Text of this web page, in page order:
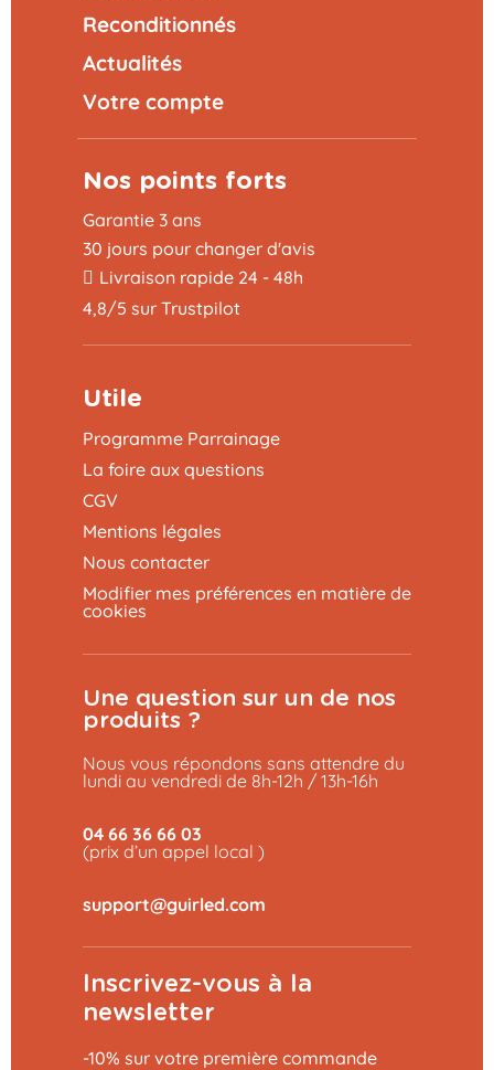
Reconditionnés
Actualités
Votre compte
Nos points forts
Garantie 3 ans
30 jours pour changer d'avis
Livraison rapide 24 - 48h
4,8/5 sur Trustpilot
Utile
Programme Parrainage
La foire aux questions
CGV
Mentions légales
Nous contacter
Modifier mes préférences en matière de
cookies
Une question sur un de nos
produits ?
Nous vous répondons sans attendre du
lundi au vendredi de 8h-12h / 13h-16h
04 66 36 66 03
(prix d’un appel local )
Inscrivez-vous à la
newsletter
-10% sur votre première commande